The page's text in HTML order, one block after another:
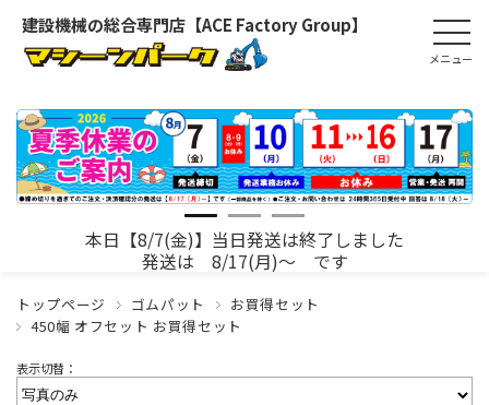
建設機械の総合専門店【ACE Factory Group】
本日【8/7(金)】当日発送は終了しました
発送は 8/17(月)～ です
トップページ ゴムパット
お買得セット
450幅 オフセット お買得セット
表示切替：